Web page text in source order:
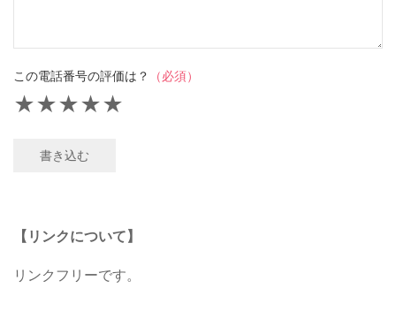
この電話番号の評価は？ （必須）
★
★
★
★
★
書き込む
【リンクについて】
リンクフリーです。